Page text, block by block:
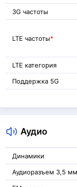
3G частоты
LTE частоты*
LTE категория
Поддержка 5G
Аудио
Динамики
Аудиоразъем 3,5 мм